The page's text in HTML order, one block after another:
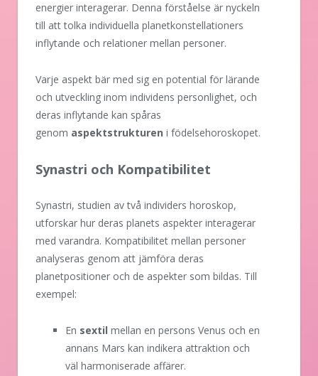
energier interagerar. Denna förståelse är nyckeln
till att tolka individuella planetkonstellationers
inflytande och relationer mellan personer.
Varje aspekt bär med sig en potential för lärande
och utveckling inom individens personlighet, och
deras inflytande kan spåras
genom aspektstrukturen i födelsehoroskopet.
Synastri och Kompatibilitet
Synastri, studien av två individers horoskop,
utforskar hur deras planets aspekter interagerar
med varandra. Kompatibilitet mellan personer
analyseras genom att jämföra deras
planetpositioner och de aspekter som bildas. Till
exempel:
En sextil mellan en persons Venus och en
annans Mars kan indikera attraktion och
väl harmoniserade affärer.